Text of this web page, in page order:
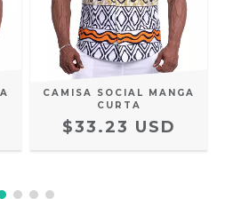
CAMISA SOCIAL MANGA
CURTA
$33.23 USD